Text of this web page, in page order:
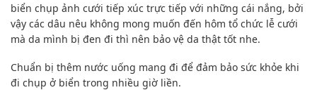
biển chụp ảnh cưới tiếp xúc trực tiếp với những cái nắng, bởi
vậy các dâu nêu không mong muốn đến hôm tổ chức lễ cưới
mà da mình bị đen đi thì nên bảo vệ da thật tốt nhe.
Chuẩn bị thêm nước uống mang đi để đảm bảo sức khỏe khi
đi chụp ở biển trong nhiều giờ liền.